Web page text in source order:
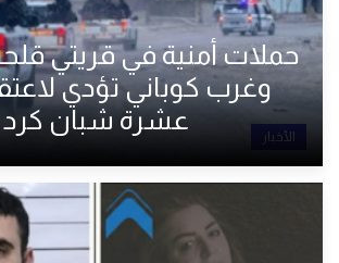
الأخبار
حملات أمنية في قريتي
وغرب كوباني تؤدي
عشرة شبان كرد